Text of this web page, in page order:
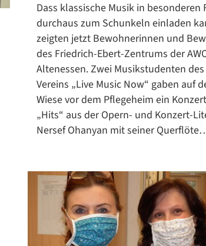
Dass klassische Musik in besonderen
durchaus zum Schunkeln einladen
zeigten jetzt Bewohnerinnen und
des Friedrich-Ebert-Zentrums der
Altenessen. Zwei Musikstudenten des
Vereins „Live Music Now“ gaben auf
Wiese vor dem Pflegeheim ein
„Hits“ aus der Opern- und Konzert-
Nersef Ohanyan mit seiner